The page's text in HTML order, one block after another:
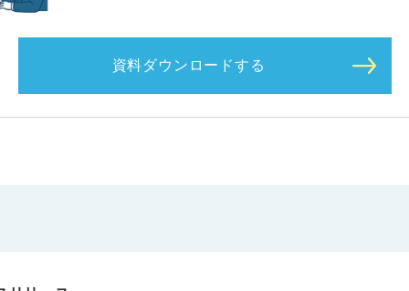
資料ダウンロードする